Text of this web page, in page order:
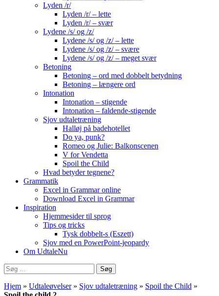
Lyden /r/
Lyden /r/ – lette
Lyden /r/ – svær
Lydene /s/ og /z/
Lydene /s/ og /z/ – lette
Lydene /s/ og /z/ – svære
Lydene /s/ og /z/ – meget svær
Betoning
Betoning – ord med dobbelt betydning
Betoning – længere ord
Intonation
Intonation – stigende
Intonation – faldende-stigende
Sjov udtaletræning
Halløj på badehotellet
Do ya, punk?
Romeo og Julie: Balkonscenen
V for Vendetta
Spoil the Child
Hvad betyder tegnene?
Grammatik
Excel in Grammar online
Download Excel in Grammar
Inspiration
Hjemmesider til sprog
Tips og tricks
Tysk dobbelt-s (Eszett)
Sjov med en PowerPoint-jeopardy
Om UdtaleNu
Søg
efter:
Hjem » Udtaleøvelser» Sjov udtaletræning » Spoil the Child »